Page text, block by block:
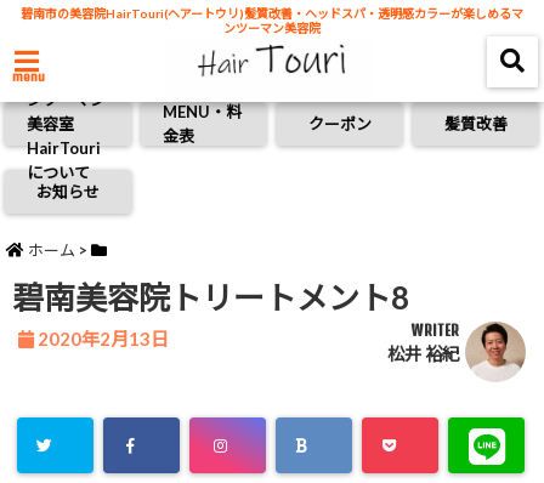
碧南市の美容院HairTouri(ヘアートウリ)髪質改善・ヘッドスパ・透明感カラーが楽しめるマ
ンツーマン美容院
menu碧南市のマ
ンツーマン
美容室
HairTouri
について
MENU・料
金表
クーポン 髪質改善
お知らせ
ホーム >
碧南美容院トリートメント8
2020年2月13日 WRITER
松井 裕紀